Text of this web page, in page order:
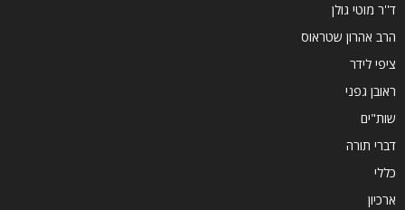
ד''ר מוטי גולן
הרב אהרון שטראוס
ציפי לידר
ראובן גפני
שות"ים
דברי תורה
כללי
ארכיון